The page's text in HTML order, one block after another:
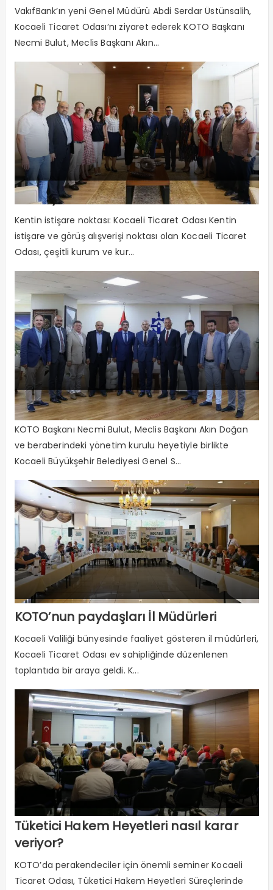
VakıfBank’ın yeni Genel Müdürü Abdi Serdar Üstünsalih,
Kocaeli Ticaret Odası’nı ziyaret ederek KOTO Başkanı
Necmi Bulut, Meclis Başkanı Akın...
KOTO’ya konuk akını
Kentin istişare noktası: Kocaeli Ticaret Odası Kentin
istişare ve görüş alışverişi noktası olan Kocaeli Ticaret
Odası, çeşitli kurum ve kur...
Kocaeli için omuz omuza
KOTO Başkanı Necmi Bulut, Meclis Başkanı Akın Doğan
ve beraberindeki yönetim kurulu heyetiyle birlikte
Kocaeli Büyükşehir Belediyesi Genel S...
KOTO’nun paydaşları İl Müdürleri
Kocaeli Valiliği bünyesinde faaliyet gösteren il müdürleri,
Kocaeli Ticaret Odası ev sahipliğinde düzenlenen
toplantıda bir araya geldi. K...
Tüketici Hakem Heyetleri nasıl karar
veriyor?
KOTO’da perakendeciler için önemli seminer Kocaeli
Ticaret Odası, Tüketici Hakem Heyetleri Süreçlerinde